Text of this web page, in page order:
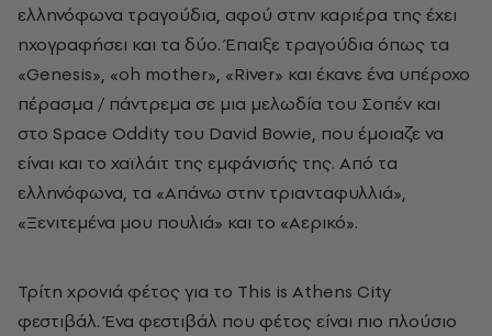
ελληνόφωνα τραγούδια, αφού στην καριέρα της έχει
ηχογραφήσει και τα δύο. Έπαιξε τραγούδια όπως τα
«Genesis», «oh mother», «River» και έκανε ένα υπέροχο
πέρασμα / πάντρεμα σε μια μελωδία του Σοπέν και
στο Space Oddity του David Bowie, που έμοιαζε να
είναι και το χαϊλάιτ της εμφάνισής της. Από τα
ελληνόφωνα, τα «Απάνω στην τριανταφυλλιά»,
«Ξενιτεμένα μου πουλιά» και το «Αερικό».
Τρίτη χρονιά φέτος για το This is Athens City
φεστιβάλ. Ένα φεστιβάλ που φέτος είναι πιο πλούσιο